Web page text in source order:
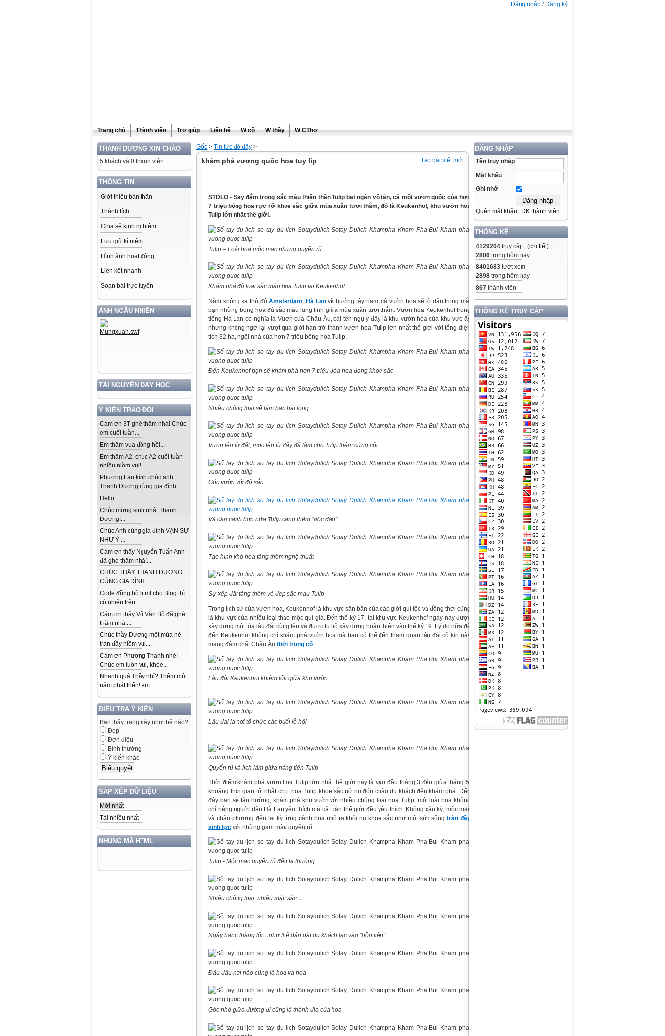
Đăng nhập / Đăng ký
Trang chủ Thành viên Trợ giúp Liên hệ W cô W thầy W CThơ
THANH DƯƠNG XIN CHÀO
5 khách và 0 thành viên
THÔNG TIN
Giới thiệu bản thân
Thành tích
Chia sẻ kinh nghiệm
Lưu giữ kỉ niệm
Hình ảnh hoạt động
Liên kết nhanh
Soạn bài trực tuyến
ẢNH NGẪU NHIÊN
TÀI NGUYÊN DẠY HỌC
Ý KIẾN TRAO ĐỔI
Cám ơn 3T ghé thăm nhà! Chúc
em cuối tuần...
Em thăm vua đồng hồ!...
Em thăm A2, chúc A2 cuối tuần
nhiều niềm vui!...
Phương Lan kính chúc anh
Thanh Dương cùng gia đình...
Hello...
Chúc mừng sinh nhật Thanh
Dương!...
Chúc Anh cùng gia đình VẠN SỰ
NHƯ Ý ...
Cám ơn thấy Nguyễn Tuấn Anh
đã ghé thăm nhà!...
CHÚC THẦY THANH DƯƠNG
CÙNG GIA ĐÌNH :...
Code đồng hồ html cho Blog thì
có nhiều trên...
Cám ơn thầy Võ Văn Bổ đã ghé
thăm nhà,...
Chúc thầy Dương một mùa hè
tràn đầy niềm vui...
Cám ơn Phương Thanh nhé!
Chúc em luôn vui, khỏe...
Nhanh quá Thầy nhỉ? Thêm một
năm phát triển! em...
ĐIỀU TRA Ý KIẾN
Bạn thấy trang này như thế nào?
Đẹp
Đơn điệu
Bình thường
Ý kiến khác
SẮP XẾP DỮ LIỆU
Mới nhất
Tải nhiều nhất
NHÚNG MÃ HTML
ĐĂNG NHẬP
Tên truy nhập
Mật khẩu
Ghi nhớ
Quên mật khẩu ĐK thành viên
THỐNG KÊ
4129204 truy cập (chi tiết)
2806 trong hôm nay
8401683 lượt xem
2898 trong hôm nay
867 thành viên
THỐNG KÊ TRUY CẬP
Gốc > Tin tức đó đây >
Tạo bài viết mới
khám phá vương quốc hoa tuy lip
STDLO - Say đắm trong sắc màu thiên thần Tulip bạt ngàn vô tận, cả một vươn quốc của hơn
7 triệu bông hoa rực rỡ khoe sắc giữa mùa xuân tươi thắm, đó là Keukenhof, khu vườn hoa
Tulip lớn nhất thế giới.
Tulip – Loài hoa mộc mạc nhưng quyến rũ
Khám phá đủ loại sắc màu hoa Tulip tại Keukenhof
Nằm không xa thủ đôAmsterdam, Hà Lanvề hướng tây nam, cả vườn hoa sẽ lộ dần trong mắt
bạn những bong hoa đủ sắc màu lung linh giữa mùa xuân tươi thắm. Vườn hoa Keukenhof trong
tiếng Hà Lan có nghĩa là Vườn của Châu Âu, cái tên ngụ ý đây là khu vườn hoa của khu vưc ấy
nhưng không ngờ lại vượt qua giới hạn trở thành vườn hoa Tulip lớn nhất thế giới với tổng diện
tích 32 ha, ngôi nhà của hơn 7 triệu bông hoa Tulip.
Đến Keukenhof bạn sẽ khám phá hơn 7 triệu đóa hoa đang khoe sắc
Nhiều chủng loại sẽ làm bạn hài lòng
Vươn lên từ đất, mọc lên từ đấy đã làm cho Tulip thêm cứng cỏi
Góc vườn với đủ sắc
Và cận cảnh hơn nữa Tulip càng thêm “độc đáo”
Tạo hình khó hoa tăng thêm nghệ thuật
Sự xếp đặt tăng thêm vẻ đẹp sắc màu Tulip
Trong lịch sử của vườn hoa, Keukenhof là khu vực săn bắn của các giới quí tộc và đồng thời cũng
là khu vực của nhiều loại thảo mộc quí giá. Đến thế kỷ 17, tại khu vực Keukenhof ngày nay được
xây dựng một tòa lâu đài cùng tên và được tu bổ xây dựng hoàn thiện vào thế kỷ 19. Lý do nữa để
đến Keukenhof không chỉ khám phá vườn hoa mà bạn có thể đến tham quan lâu đài cổ kín này
mang đậm chất Châu Âu thời trung cổ.
Lâu đài Keukenhof khiêm tốn giữa khu vườn
Lâu đài là nơi tổ chức các buổi lễ hội
Quyến rũ và lịch lãm giữa nàng tiên Tulip
Thời điểm khám phá vườn hoa Tulip lớn nhất thế giới này là vào đầu tháng 3 đến giữa tháng 5,
khoảng thời gian tốt nhất cho hoa Tulip khoe sắc nở nụ đón chào du khách đến khám phá. Đến
đây bạn sẽ tận hưởng, khám phá khu vườn với nhiều chủng loại hoa Tulip, một loài hoa không
chỉ riêng người dân Hà Lan yêu thích mà cả toàn thế giới đều yêu thích. Không cầu kỳ, mộc mạc
và chân phương đến lại kỳ từng cánh hoa nhô ra khỏi nụ khoe sắc như một sức sốngtràn đầy
sinh lực với những gam màu quyến rũ…
Tulip - Mộc mạc quyến rũ đến lạ thường
Nhiều chủng loại, nhiều màu sắc…
Ngây hang thẳng lối…như thể dẫn dắt du khách lạc vào “hồn tiên”
Đâu đâu nơi nào cũng là hoa và hoa
Góc nhỏ giữa đường đi cũng là thánh địa của hoa